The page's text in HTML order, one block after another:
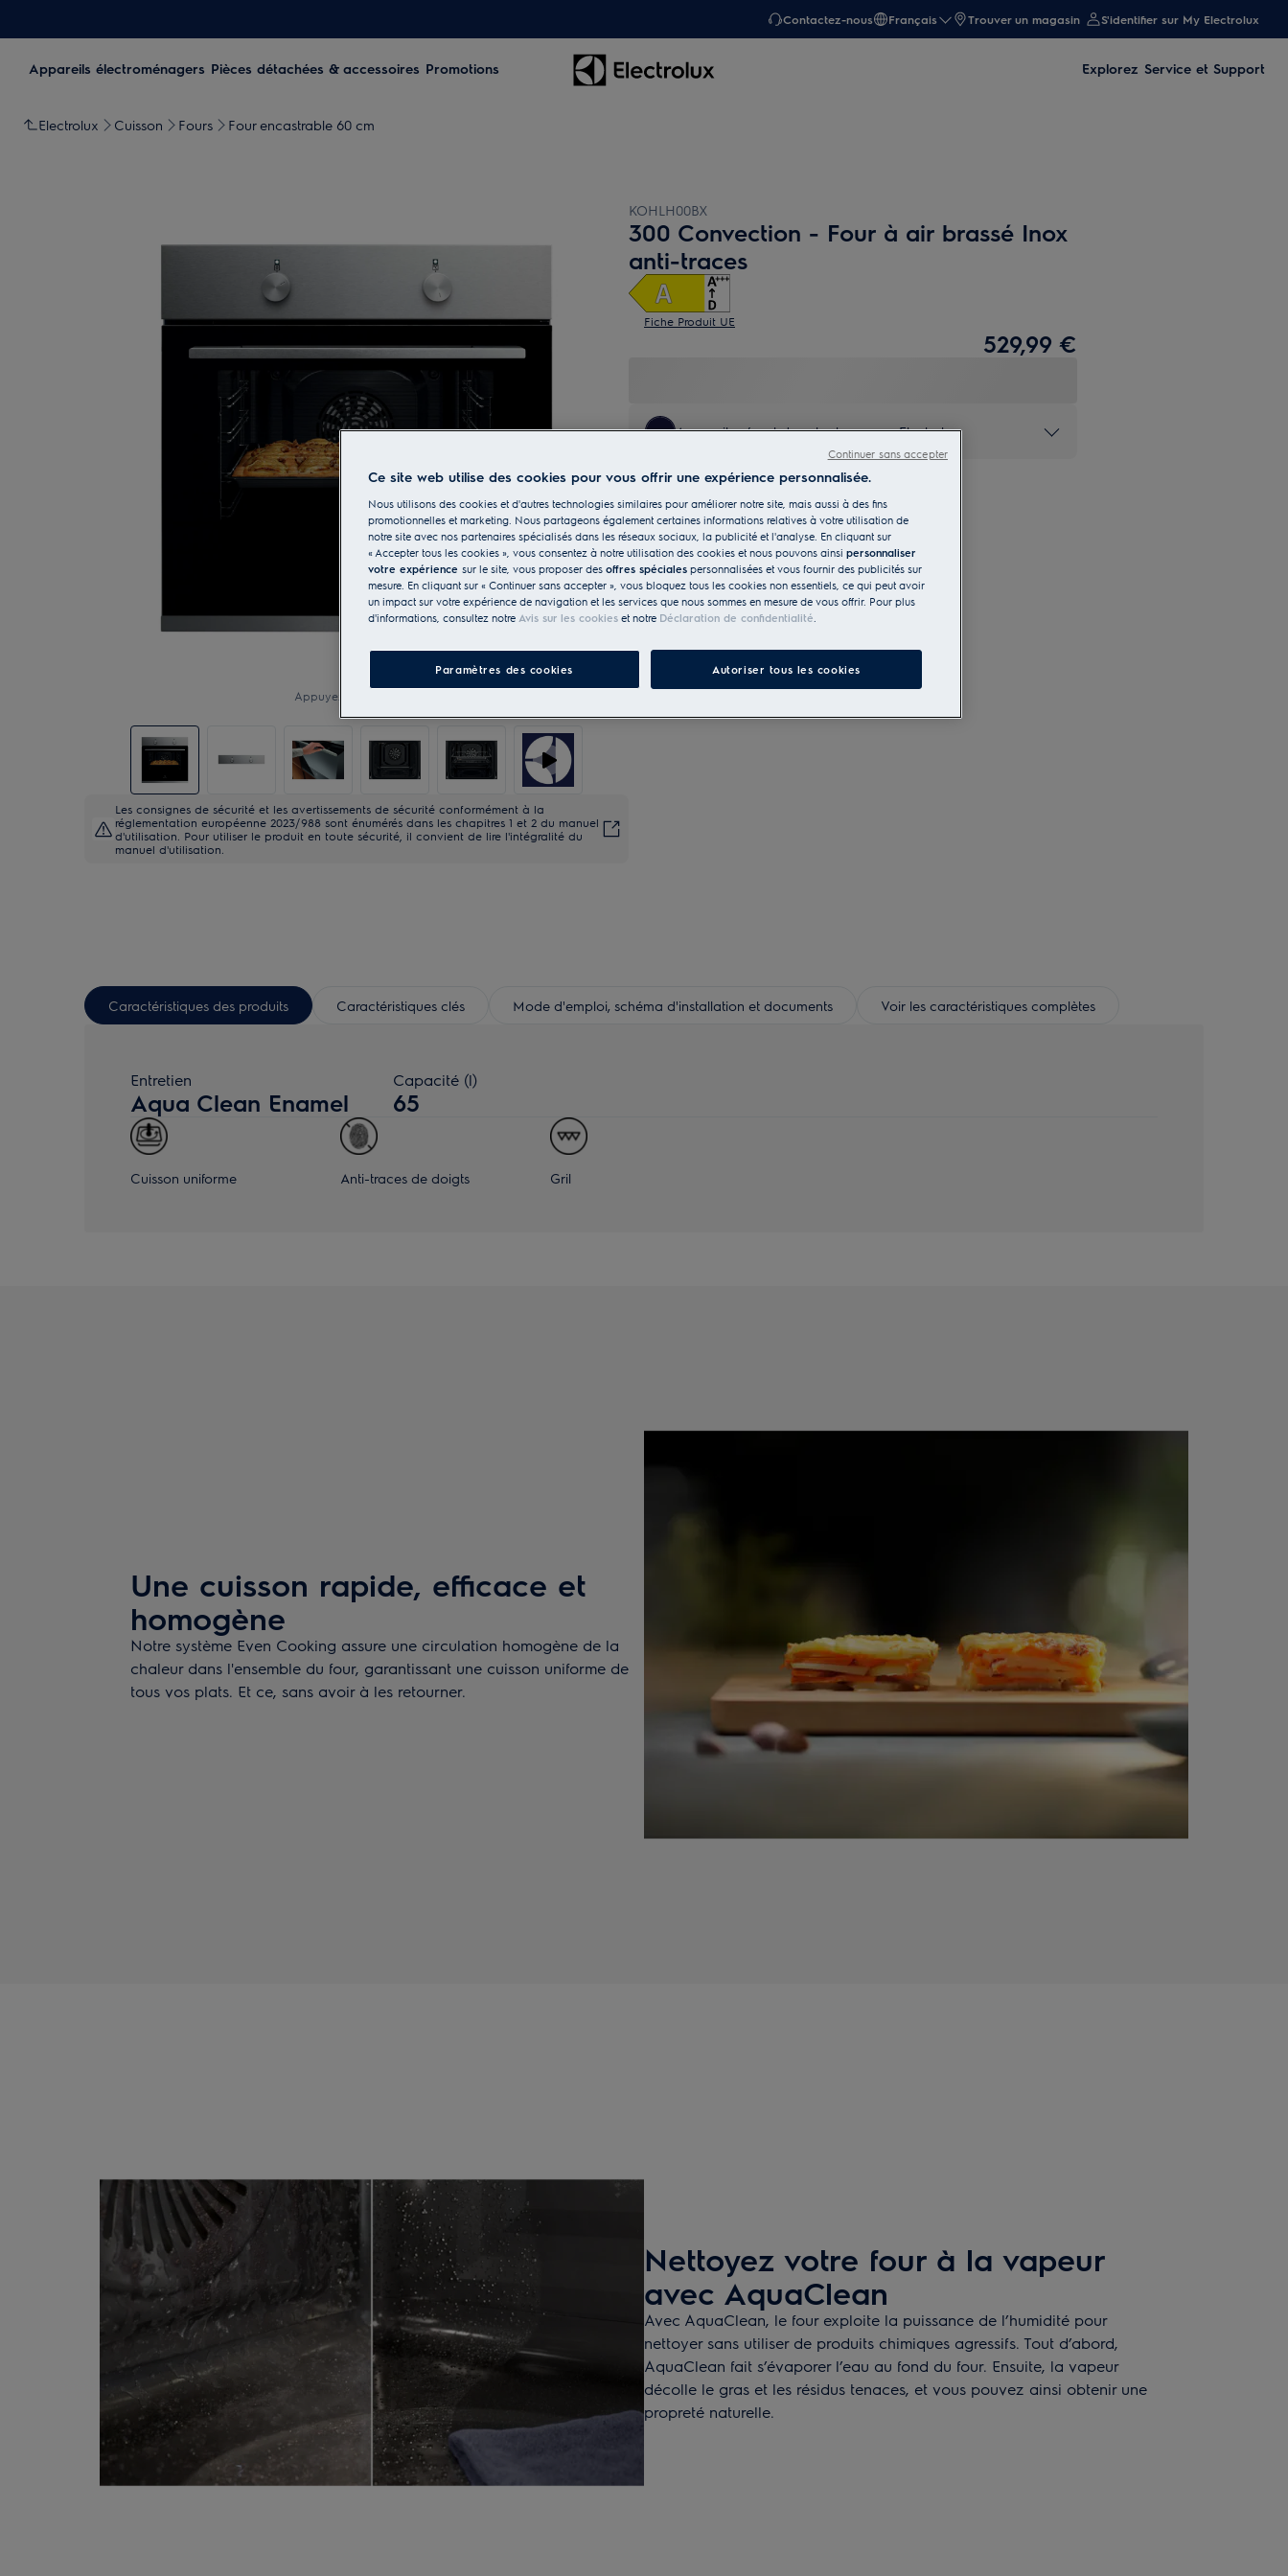
Contactez-nous Français Trouver un magasin S'identifier sur My Electrolux
Appareils électroménagers Pièces détachées & accessoires Promotions Explorez Service et Support
Electrolux Cuisson Fours Four encastrable 60 cm
Appuyez pour zoomer
Les consignes de sécurité et les avertissements de sécurité conformément à la
réglementation européenne 2023/988 sont énumérés dans les chapitres 1 et 2 du manuel
d'utilisation. Pour utiliser le produit en toute sécurité, il convient de lire l'intégralité du
manuel d'utilisation.
KOHLH00BX
300 Convection - Four à air brassé Inox
anti-traces
Fiche Produit UE
529,99 €
Appareil présent dans le showroom Electrolux
Caractéristiques des produits Caractéristiques clés Mode d'emploi, schéma d'installation et documents Voir les caractéristiques complètes
Entretien
Aqua Clean Enamel
Capacité (l)
65
Cuisson uniforme Anti-traces de doigts Gril
Une cuisson rapide, efficace et
homogène
Notre système Even Cooking assure une circulation homogène de la
chaleur dans l'ensemble du four, garantissant une cuisson uniforme de
tous vos plats. Et ce, sans avoir à les retourner.
Nettoyez votre four à la vapeur
avec AquaClean
Avec AquaClean, le four exploite la puissance de l’humidité pour
nettoyer sans utiliser de produits chimiques agressifs. Tout d’abord,
AquaClean fait s’évaporer l’eau au fond du four. Ensuite, la vapeur
décolle le gras et les résidus tenaces, et vous pouvez ainsi obtenir une
propreté naturelle.
Ce site web utilise des cookies pour vous offrir une expérience personnalisée.
Nous utilisons des cookies et d'autres technologies similaires pour améliorer notre site, mais aussi à des fins
promotionnelles et marketing. Nous partageons également certaines informations relatives à votre utilisation de
notre site avec nos partenaires spécialisés dans les réseaux sociaux, la publicité et l'analyse. En cliquant sur
« Accepter tous les cookies », vous consentez à notre utilisation des cookies et nous pouvons ainsi personnaliser
votre expérience sur le site, vous proposer des offres spéciales personnalisées et vous fournir des publicités sur
mesure. En cliquant sur « Continuer sans accepter », vous bloquez tous les cookies non essentiels, ce qui peut avoir
un impact sur votre expérience de navigation et les services que nous sommes en mesure de vous offrir. Pour plus
d'informations, consultez notre Avis sur les cookies et notre Déclaration de confidentialité.
Paramètres des cookies Autoriser tous les cookies
Continuer sans accepter